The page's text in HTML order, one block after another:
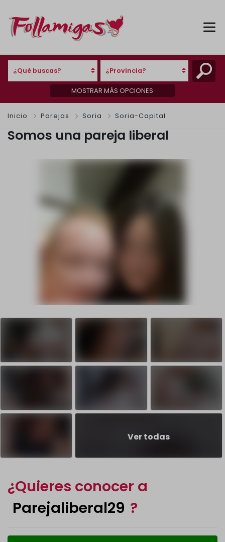
¿Qué buscas? ¿Provincia?
MOSTRAR MÁS OPCIONES
Inicio Parejas Soria Soria-Capital
Somos una pareja liberal
Ver todas
¿Quieres conocer a
Parejaliberal29 ?